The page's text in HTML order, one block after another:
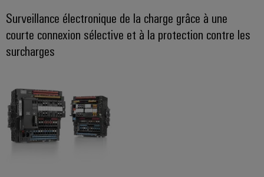
éprouvée
Transmission
et
et
sécurité
des
réseaux
modernes
Accès
distant
services
industriels
easyConnect
Surveillance électronique de la charge grâce à une
courte connexion sélective et à la protection contre les
surcharges